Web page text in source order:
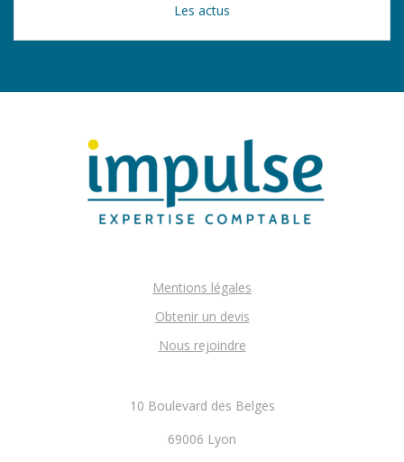
Les actus
Mentions légales
Obtenir un devis
Nous rejoindre
10 Boulevard des Belges
69006 Lyon